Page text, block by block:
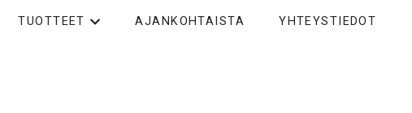
TUOTTEET AJANKOHTAISTA YHTEYSTIEDOT